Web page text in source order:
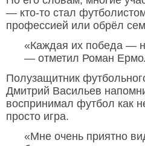
— кто-то стал
профессией или обрёл
«Каждая их победа —
— отметил Роман
Полузащитник
Дмитрий Васильев
воспринимал футбол как
просто игра.
«Мне очень приятно